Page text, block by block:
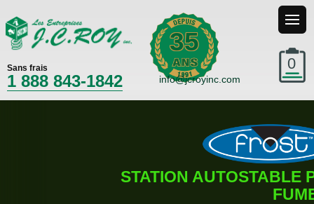
35
0
Sans frais
1 888 843-1842 info@jcroyinc.com
STATION AUTOSTABLE